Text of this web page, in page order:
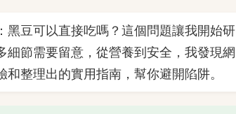
豆可以直接吃嗎？這個問題讓我開始研
節需要留意，從營養到安全，我發現網
整理出的實用指南，幫你避開陷阱。